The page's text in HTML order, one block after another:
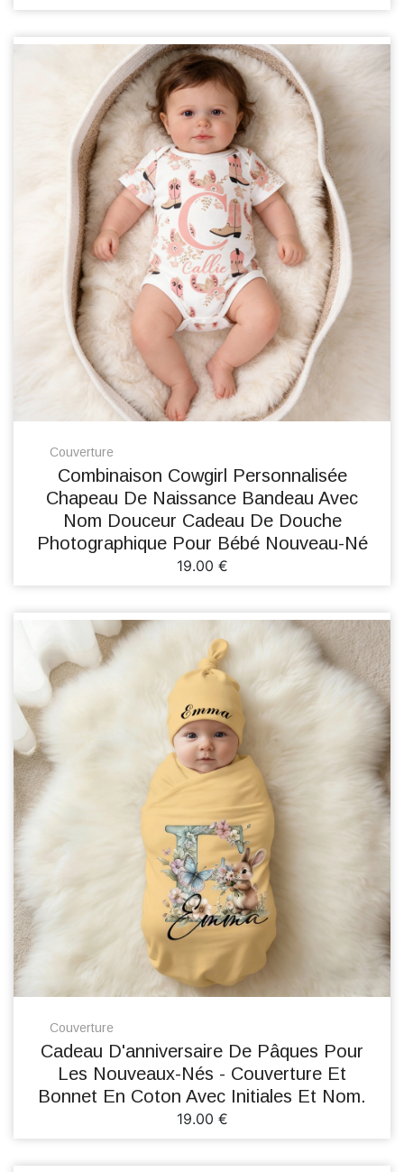
Couverture
Combinaison Cowgirl Personnalisée
Chapeau De Naissance Bandeau Avec
Nom Douceur Cadeau De Douche
Photographique Pour Bébé Nouveau-Né
19.00 €
Couverture
Cadeau D'anniversaire De Pâques Pour
Les Nouveaux-Nés - Couverture Et
Bonnet En Coton Avec Initiales Et Nom.
19.00 €